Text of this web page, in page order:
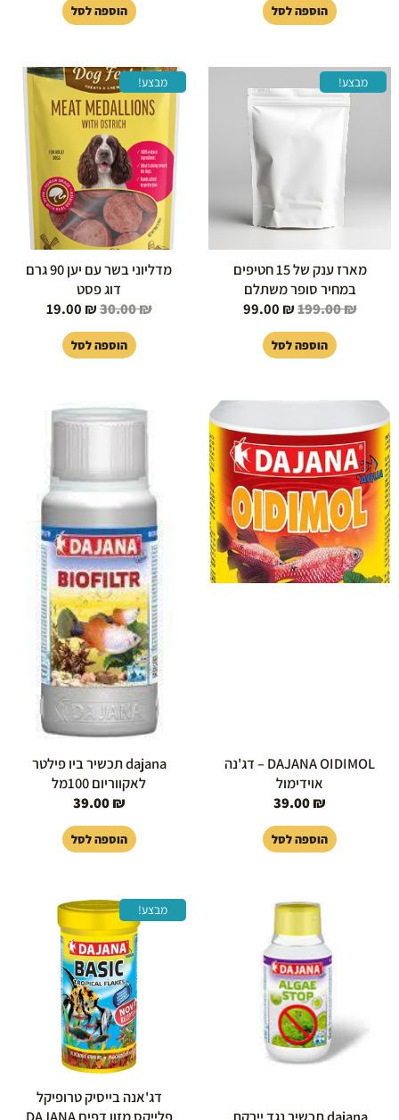
הוספה לסל הוספה לסל
מבצע!
מארז ענק של 15 חטיפים
במחיר סופר משתלם
199.00₪
המקורי
היה:
99.00 ₪
הוספה לסל
מבצע!
מדליוני בשר עם יען 90 גרם
דוג פסט
30.00₪
המחיר
המקורי
היה:
30.00 ₪.
19.00 ₪
המחיר
הנוכחי
הוא:
19.00 ₪.
הוספה לסל
DAJANA OIDIMOL – דג'נה
אוידימול
39.00₪
הוספה לסל
dajana תכשיר ביו פילטר
לאקווריום 100מל
39.00₪
הוספה לסל
מבצע!
דג'אנה בייסיק טרופיקל
המחיר
המקורי
היה:
69.00 ₪.